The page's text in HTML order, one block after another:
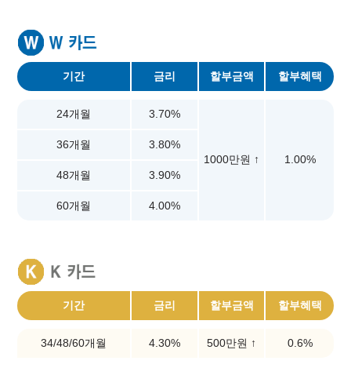
기간 금리 할부금액 할부혜택
24개월 3.70%
1000만원 ↑ 1.00%
36개월 3.80%
48개월 3.90%
60개월 4.00%
기간 금리 할부금액 할부혜택
34/48/60개월 4.30% 500만원 ↑ 0.6%